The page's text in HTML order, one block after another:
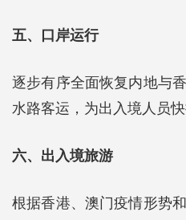
五、口岸运行
逐步有序全面恢复内地与
水路客运，为出入境人员快
六、出入境旅游
根据香港、澳门疫情形势